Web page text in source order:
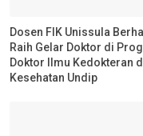
Dosen FIK Unissula
Raih Gelar Doktor di
Doktor Ilmu Kedokteran
Kesehatan Undip